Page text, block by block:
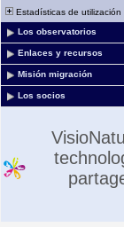
Estadísticas de utilización
Los observatorios
Enlaces y recursos
Misión migración
Los socios